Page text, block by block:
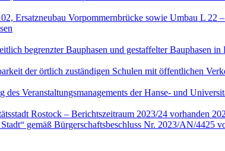
Ersatzneubau Vorpommernbrücke sowie Umbau L 22
begrenzter Bauphasen und gestaffelter Bauphasen
der örtlich zuständigen Schulen mit öffentlichen
Veranstaltungsmanagements der Hanse- und
Rostock – Berichtszeitraum 2023/24 vorhanden
gemäß Bürgerschaftsbeschluss Nr. 2023/AN/4425